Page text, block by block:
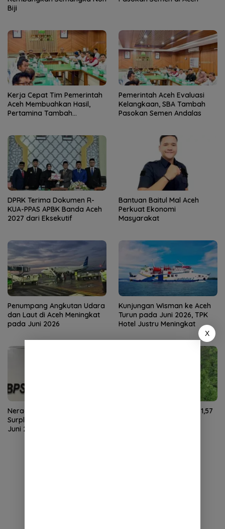
Biji
Kerja Cepat Tim Pemerintah
Aceh Membuahkan Hasil,
Pertamina Tambah
Pemerintah Aceh Evaluasi
Kelangkaan, SBA Tambah
Pasokan Semen Andalas
DPRK Terima Dokumen R-
KUA-PPAS APBK Banda Aceh
2027 dari Eksekutif
Bantuan Baitul Mal Aceh
Perkuat Ekonomi
Masyarakat
Penumpang Angkutan Udara
dan Laut di Aceh Meningkat
pada Juni 2026
Kunjungan Wisman ke Aceh
Turun pada Juni 2026, TPK
Hotel Justru Meningkat
Neraca Perdagangan Aceh
Surplus US$59,27 Juta pada
Juni 2026
NTP Aceh Juli 2026 Naik 1,57
X